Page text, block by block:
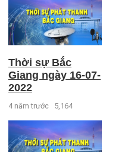
Thời sự Bắc
Giang ngày 16-07-
2022
4 năm trước 5,164